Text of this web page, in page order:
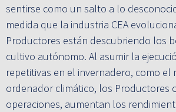
sentirse como un salto a lo
medida que la industria CEA
Productores están descubriendo los
cultivo autónomo. Al asumir la
repetitivas en el invernadero, como el
ordenador climático, los Productores
operaciones, aumentan los